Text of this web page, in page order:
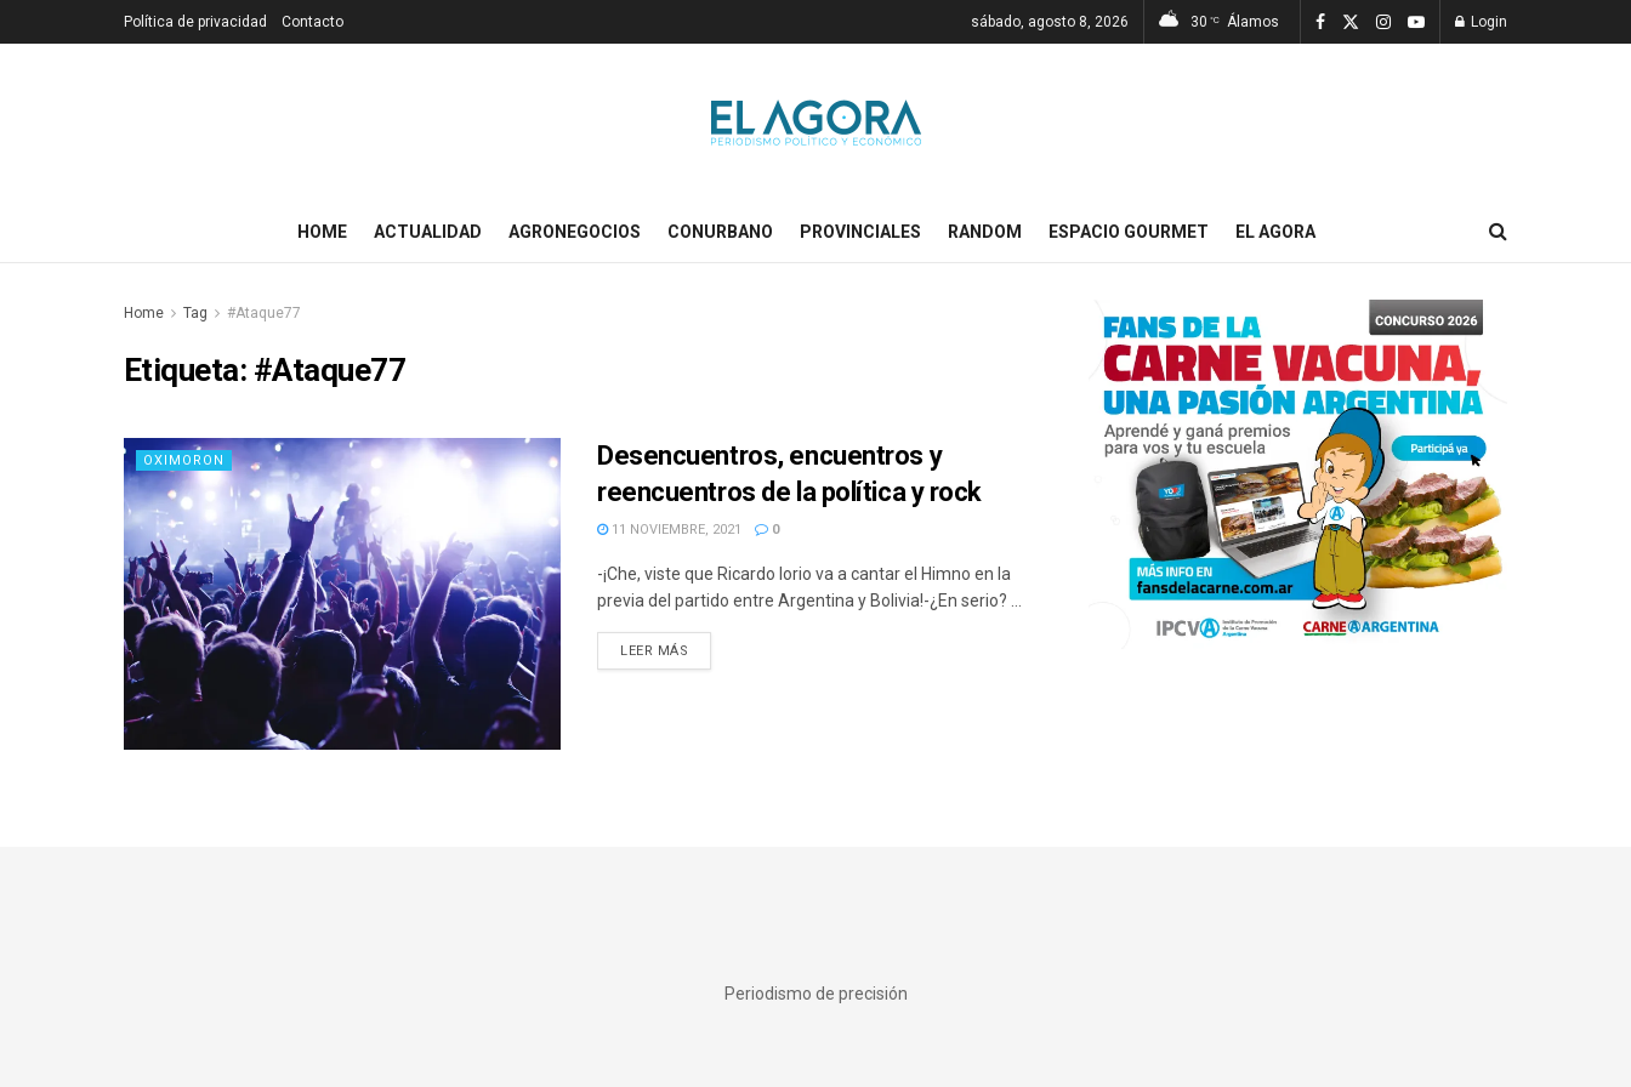
Política de privacidad Contacto sábado, agosto 8, 2026 30 °C Álamos Login
HOME ACTUALIDAD AGRONEGOCIOS CONURBANO PROVINCIALES RANDOM ESPACIO GOURMET EL AGORA
Home Tag #Ataque77
Etiqueta: #Ataque77
OXIMORON
Desencuentros, encuentros y
reencuentros de la política y rock
11 NOVIEMBRE, 2021 0
-¡Che, viste que Ricardo Iorio va a cantar el Himno en la
previa del partido entre Argentina y Bolivia!-¿En serio? ...
LEER MÁS
Periodismo de precisión